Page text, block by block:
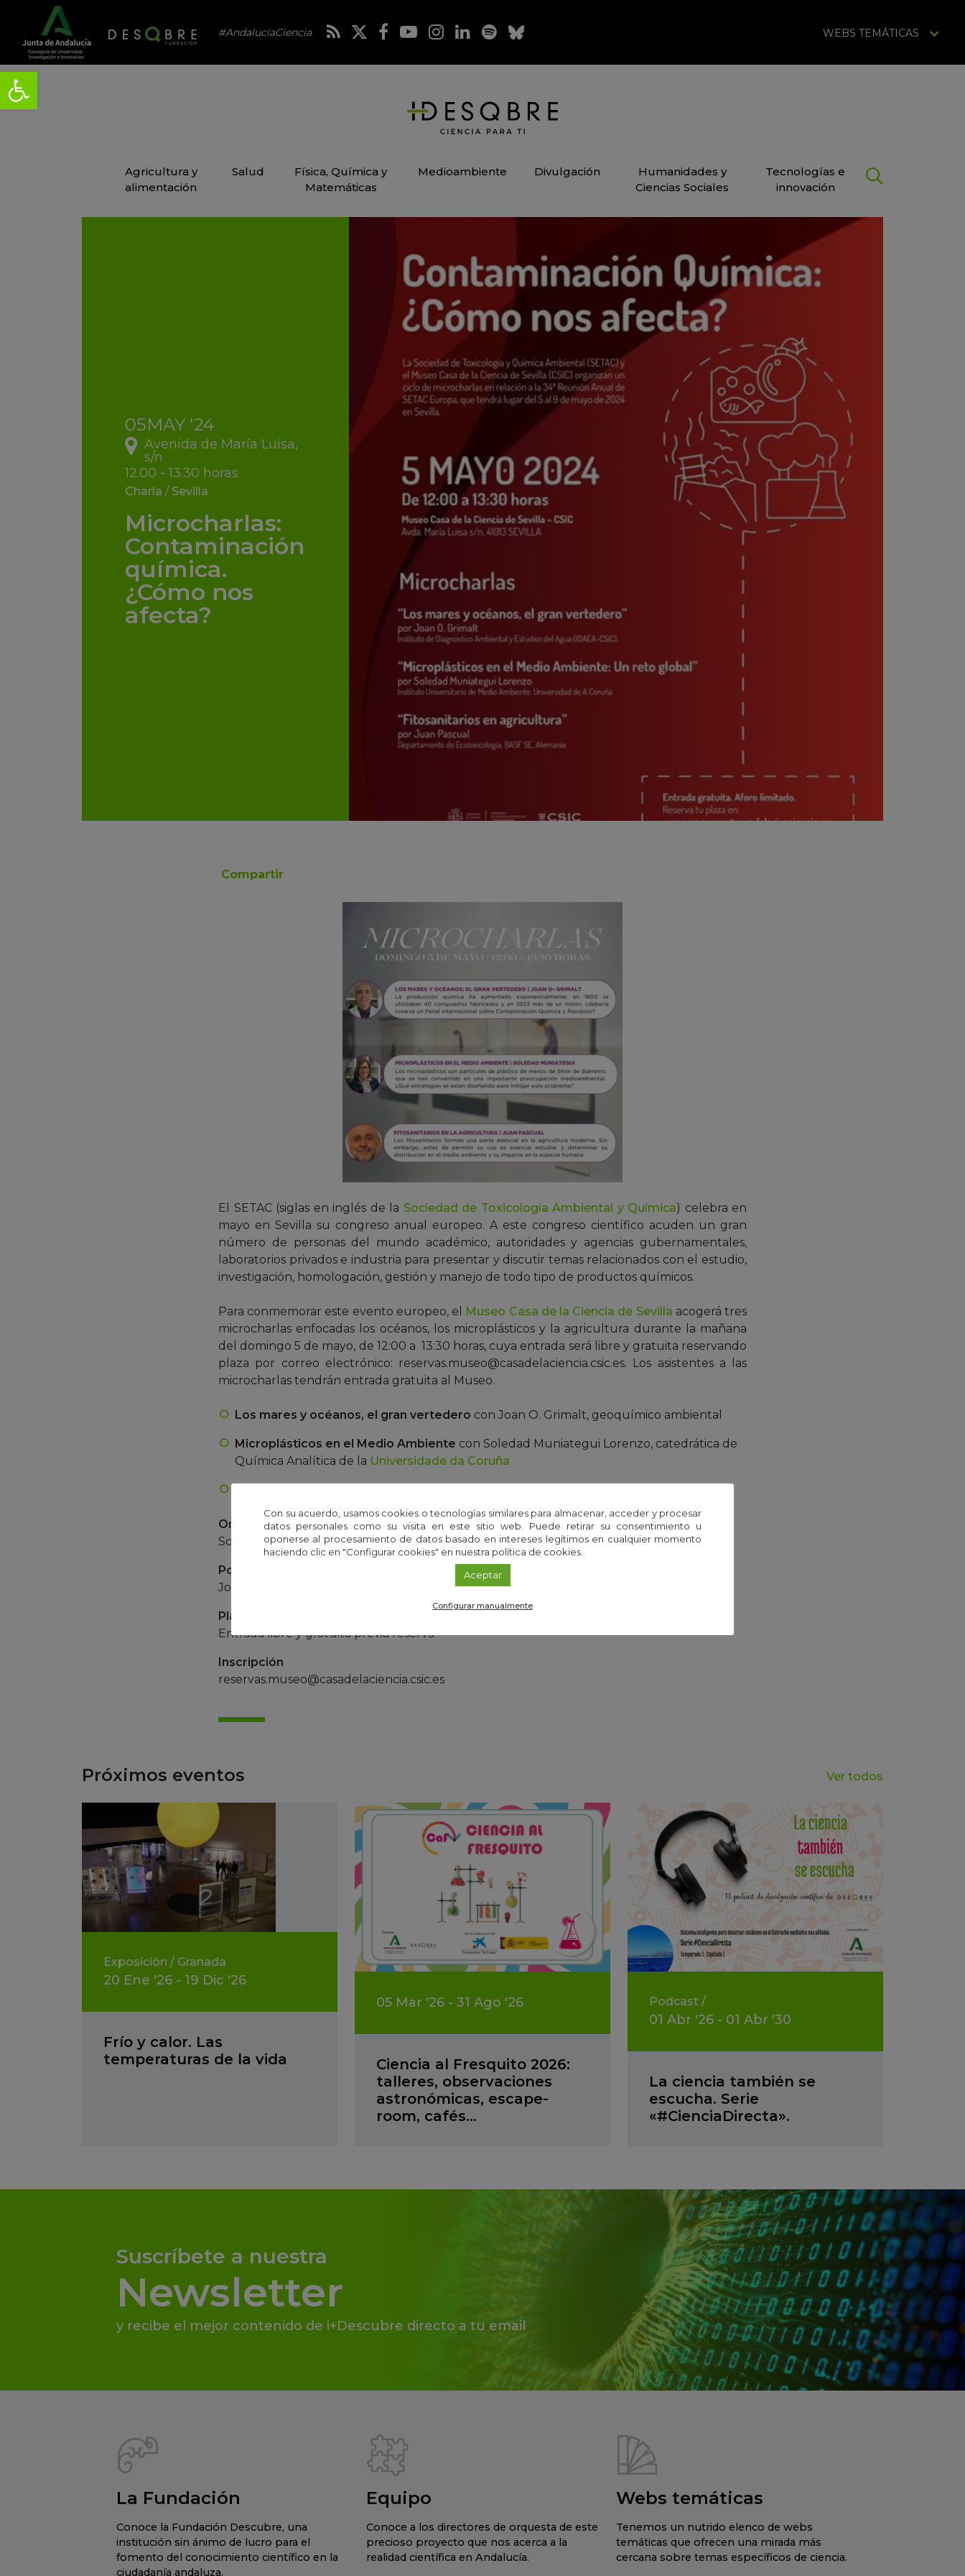
#AndalucíaCiencia WEBS TEMÁTICAS
Agricultura y
alimentación
Salud
Física, Química y
Matemáticas
Medioambiente Divulgación
Humanidades y
Ciencias Sociales
Tecnologías e
innovación
05MAY '24
Avenida de María Luisa,
s/n
12.00 - 13.30 horas
Charla / Sevilla
Microcharlas:
Contaminación
química.
¿Cómo nos
afecta?
Compartir
El SETAC (siglas en inglés de la Sociedad de Toxicología Ambiental y Química) celebra en
mayo en Sevilla su congreso anual europeo. A este congreso científico acuden un gran
número de personas del mundo académico, autoridades y agencias gubernamentales,
laboratorios privados e industria para presentar y discutir temas relacionados con el estudio,
investigación, homologación, gestión y manejo de todo tipo de productos químicos.
Para conmemorar este evento europeo, el Museo Casa de la Ciencia de Sevilla acogerá tres
microcharlas enfocadas los océanos, los microplásticos y la agricultura durante la mañana
del domingo 5 de mayo, de 12:00 a 13:30 horas, cuya entrada será libre y gratuita reservando
plaza por correo electrónico: reservas.museo@casadelaciencia.csic.es. Los asistentes a las
microcharlas tendrán entrada gratuita al Museo.
Los mares y océanos, el gran vertedero con Joan O. Grimalt, geoquímico ambiental
Microplásticos en el Medio Ambiente con Soledad Muniategui Lorenzo, catedrática de
Química Analítica de la Universidade da Coruña
Organiza
Sociedad de Toxicología Ambiental y Química - Museo Casa de la Ciencia
Ponente
Joan O. Grimalt - Soledad Muniategui Lorenzo - Juan Pascual
Plazas
Entrada libre y gratuita previa reserva
Inscripción
reservas.museo@casadelaciencia.csic.es
Próximos eventos Ver todos
Exposición / Granada
20 Ene '26 - 19 Dic '26
Frío y calor. Las
temperaturas de la vida
05 Mar '26 - 31 Ago '26
Ciencia al Fresquito 2026:
talleres, observaciones
astronómicas, escape-
room, cafés…
Podcast /
01 Abr '26 - 01 Abr '30
La ciencia también se
escucha. Serie
«#CienciaDirecta».
Suscríbete a nuestra
Newsletter
y recibe el mejor contenido de i+Descubre directo a tu email
La Fundación
Conoce la Fundación Descubre, una
institución sin ánimo de lucro para el
fomento del conocimiento científico en la
ciudadanía andaluza.
Equipo
Conoce a los directores de orquesta de este
precioso proyecto que nos acerca a la
realidad científica en Andalucía.
Webs temáticas
Tenemos un nutrido elenco de webs
temáticas que ofrecen una mirada más
cercana sobre temas específicos de ciencia.
Con su acuerdo, usamos cookies o tecnologías similares para almacenar, acceder y procesar
datos personales como su visita en este sitio web. Puede retirar su consentimiento u
oponerse al procesamiento de datos basado en intereses legítimos en cualquier momento
haciendo clic en "Configurar cookies" en nuestra política de cookies.
Aceptar
Configurar manualmente